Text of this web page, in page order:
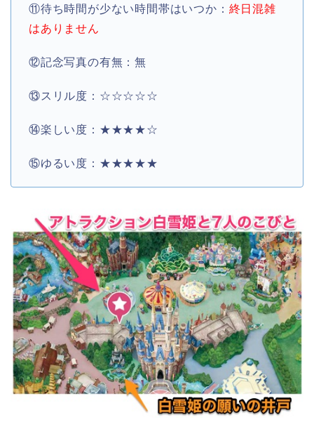
⑪待ち時間が少ない時間帯はいつか： 終日混雑
はありません
⑫記念写真の有無：無
⑬スリル度：☆☆☆☆☆
⑭楽しい度：★★★★☆
⑮ゆるい度：★★★★★